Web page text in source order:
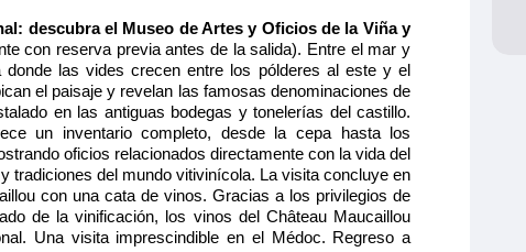
565€
Quedan 2 camarotes
Reservar
caja fuerte y
máxima
descubra el Museo de Artes y Oficios de la Viña y
con reserva previa antes de la salida). Entre el mar y
las vides crecen entre los pólderes al este y el
el paisaje y revelan las famosas denominaciones de
en las antiguas bodegas y tonelerías del castillo.
un inventario completo, desde la cepa hasta los
oficios relacionados directamente con la vida del
tradiciones del mundo vitivinícola. La visita concluye en
con una cata de vinos. Gracias a los privilegios de
de la vinificación, los vinos del Château Maucaillou
Una visita imprescindible en el Médoc. Regreso a